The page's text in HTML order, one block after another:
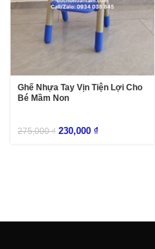
Ghế Nhựa Tay Vịn Tiện Lợi Cho
Bé Mầm Non
275,000₫ 230,000 ₫